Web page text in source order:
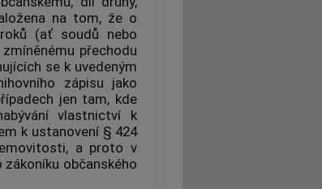
na tom, že o
(ať soudů nebo
přechodu
se k uvedeným
zápisu jako
jen tam, kde
vlastnictví k
k ustanovení § 424
, a proto v
občanského